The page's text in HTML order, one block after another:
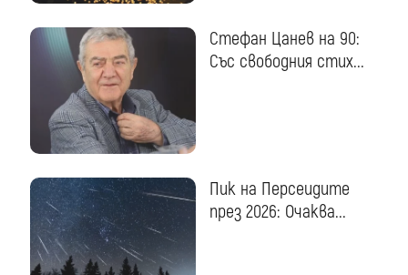
Стефан Цанев на 90:
Със свободния стих...
Пик на Персеидите
през 2026: Очаква...